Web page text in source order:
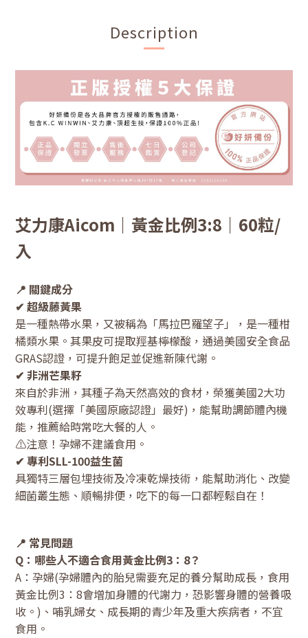
Description
艾力康Aicom｜黃金比例3:8｜60粒/
入
📍 關鍵成分
✔ 超級藤黃果
是一種熱帶水果，又被稱為「馬拉巴羅望子」，是一種柑
橘類水果。其果皮可提取羥基檸檬酸，通過美國安全食品
GRAS認證，可提升飽足並促進新陳代謝。
✔ 非洲芒果籽
來自於非洲，其種子為天然高效的食材，榮獲美國2大功
效專利(選擇「美國原廠認證」最好)，能幫助調節體內機
能，推薦給時常吃大餐的人。
⚠注意！孕婦不建議食用。
✔ 專利SLL-100益生菌
具獨特三層包埋技術及冷凍乾燥技術，能幫助消化、改變
細菌叢生態、順暢排便，吃下的每一口都輕鬆自在！
📍 常見問題
Q：哪些人不適合食用黃金比例3：8？
A：孕婦(孕婦體內的胎兒需要充足的養分幫助成長，食用
黃金比例3：8會增加身體的代謝力，恐影響身體的營養吸
收。)、哺乳婦女、成長期的青少年及重大疾病者，不宜
食用。